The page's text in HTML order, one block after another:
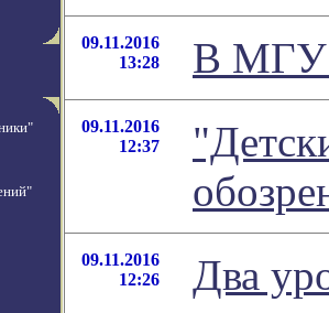
09.11.2016
13:28
В МГУ
09.11.2016
12:37
09.11.2016
12:26
Два